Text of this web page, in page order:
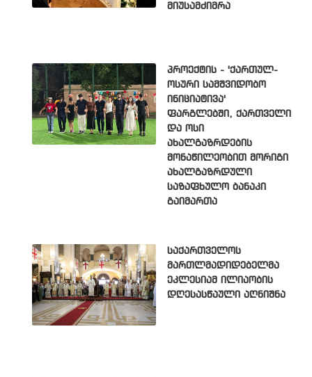
მიუსამძიმრა
პროექტის - 'ქართულ-
ოსური სამშვიდობო
ინიციატივა'
ფარგლებში, ქართველი
და ოსი
ახალგაზრდების
მონაწილეობით მორიგი
ახალგაზრდული
საზაფხულო ბანაკი
გაიმართა
საქართველოს
მართლმადიდებელმა
ეკლესიამ ილიაობის
დღესასწაული აღნიშნა